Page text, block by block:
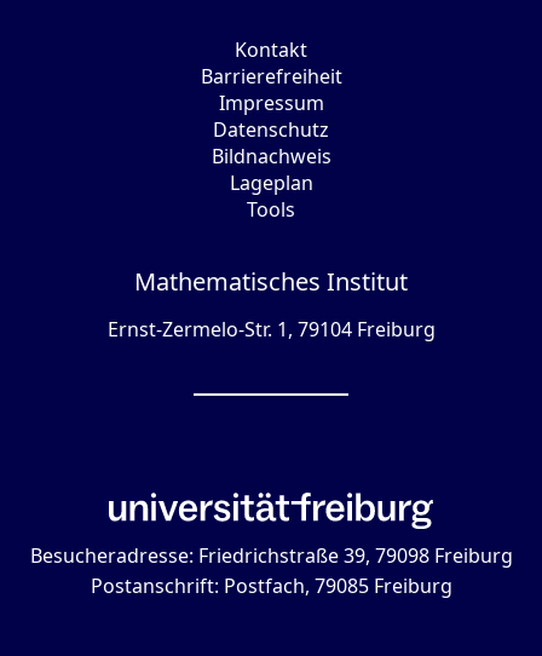
Kontakt
Barrierefreiheit
Impressum
Datenschutz
Bildnachweis
Lageplan
Tools
Mathematisches Institut
Ernst-Zermelo-Str. 1, 79104 Freiburg
Besucheradresse: Friedrichstraße 39, 79098 Freiburg
Postanschrift: Postfach, 79085 Freiburg